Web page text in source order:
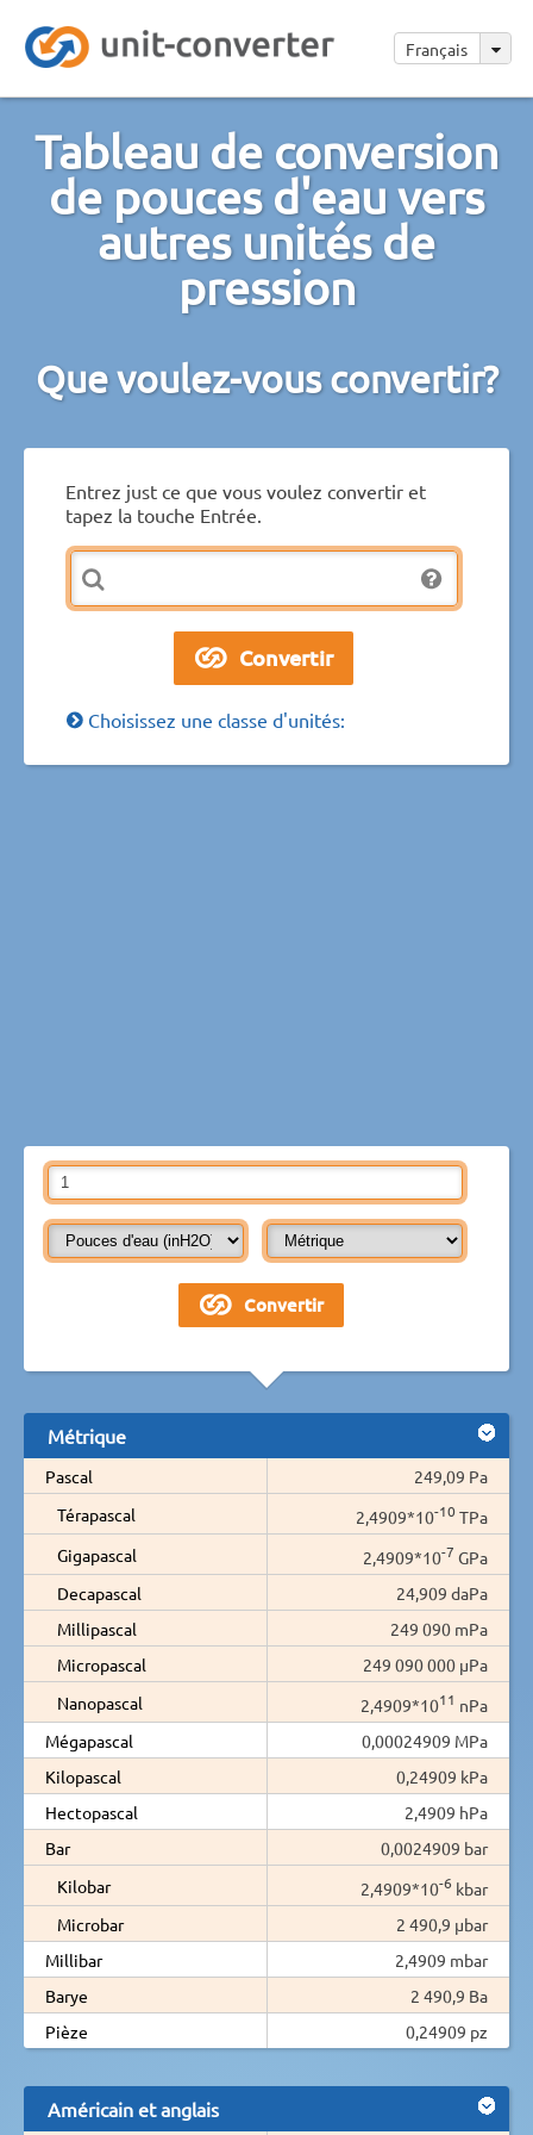
Français
Tableau de conversion
de pouces d'eau vers
autres unités de
pression
Que voulez-vous convertir?
Entrez just ce que vous voulez convertir et
tapez la touche Entrée.
Choisissez une classe d'unités:
Métrique
Pascal
249,09 Pa
Térapascal
2,4909*10-10 TPa
Gigapascal
2,4909*10-7 GPa
Decapascal
24,909 daPa
Millipascal
249 090 mPa
Micropascal
249 090 000 µPa
Nanopascal
2,4909*1011 nPa
Mégapascal
0,00024909 MPa
Kilopascal
0,24909 kPa
Hectopascal
2,4909 hPa
Bar
0,0024909 bar
Kilobar
2,4909*10-6 kbar
Microbar
2 490,9 µbar
Millibar
2,4909 mbar
Barye
2 490,9 Ba
Pièze
0,24909 pz
Américain et anglais